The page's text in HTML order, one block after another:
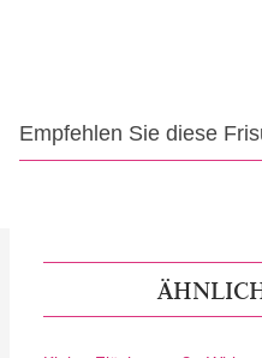
Empfehlen Sie diese